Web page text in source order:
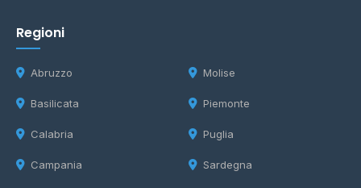
Regioni
Abruzzo
Basilicata
Calabria
Campania
Molise
Piemonte
Puglia
Sardegna